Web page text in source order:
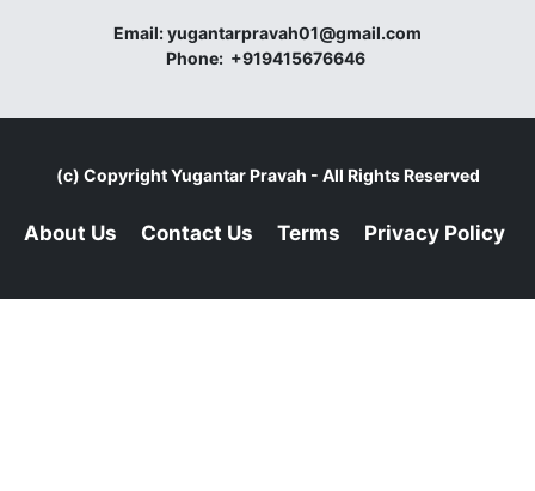
Email:yugantarpravah01@gmail.com
Phone: +919415676646
(c) CopyrightYugantar Pravah - All Rights Reserved
About Us Contact Us Terms Privacy Policy